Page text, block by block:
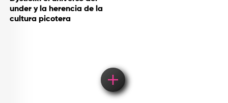
under y la herencia de la
cultura picotera